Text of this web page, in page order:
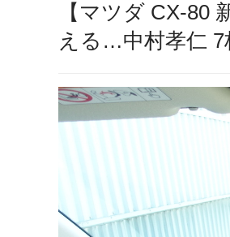
【マツダ CX-80
える…中村孝仁 7